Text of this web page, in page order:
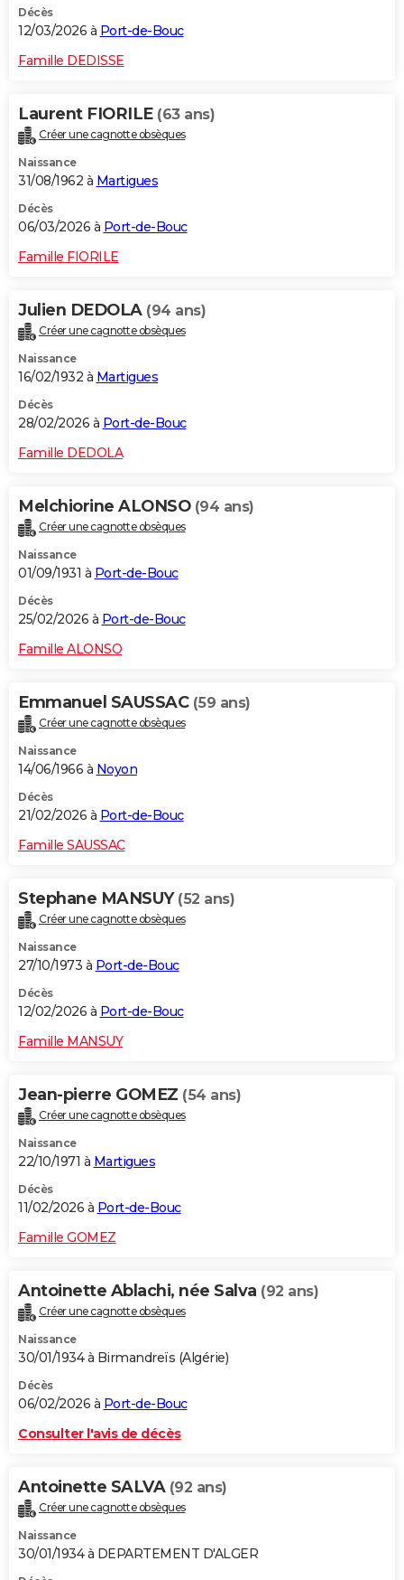
Décès
12/03/2026 à Port-de-Bouc
Famille DEDISSE
Laurent FIORILE (63 ans)
Créer une cagnotte obsèques
Naissance
31/08/1962 à Martigues
Décès
06/03/2026 à Port-de-Bouc
Famille FIORILE
Julien DEDOLA (94 ans)
Créer une cagnotte obsèques
Naissance
16/02/1932 à Martigues
Décès
28/02/2026 à Port-de-Bouc
Famille DEDOLA
Melchiorine ALONSO (94 ans)
Créer une cagnotte obsèques
Naissance
01/09/1931 à Port-de-Bouc
Décès
25/02/2026 à Port-de-Bouc
Famille ALONSO
Emmanuel SAUSSAC (59 ans)
Créer une cagnotte obsèques
Naissance
14/06/1966 à Noyon
Décès
21/02/2026 à Port-de-Bouc
Famille SAUSSAC
Stephane MANSUY (52 ans)
Créer une cagnotte obsèques
Naissance
27/10/1973 à Port-de-Bouc
Décès
12/02/2026 à Port-de-Bouc
Famille MANSUY
Jean-pierre GOMEZ (54 ans)
Créer une cagnotte obsèques
Naissance
22/10/1971 à Martigues
Décès
11/02/2026 à Port-de-Bouc
Famille GOMEZ
Antoinette Ablachi, née Salva (92 ans)
Créer une cagnotte obsèques
Naissance
30/01/1934 à Birmandreïs (Algérie)
Décès
06/02/2026 à Port-de-Bouc
Consulter l'avis de décès
Antoinette SALVA (92 ans)
Créer une cagnotte obsèques
Naissance
30/01/1934 à DEPARTEMENT D'ALGER